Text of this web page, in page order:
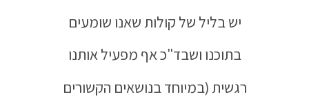
יש בליל של קולות שאנו שומעים
בתוכנו ושבד"כ אף מפעיל אותנו
רגשית (במיוחד בנושאים הקשורים